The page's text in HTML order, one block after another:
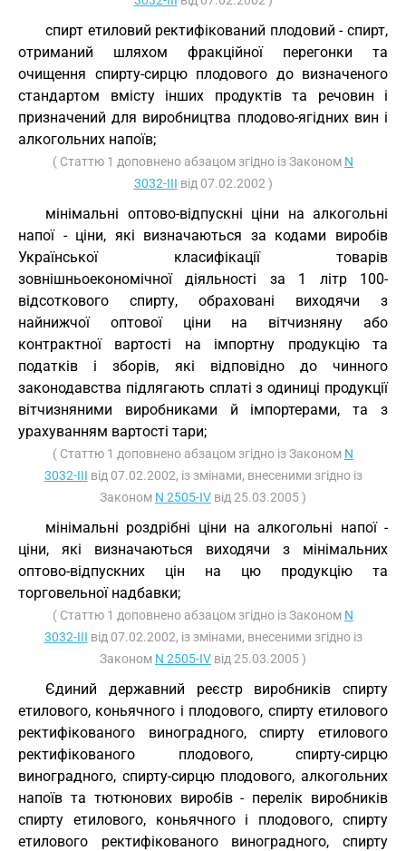
спирт етиловий ректифікований плодовий - спирт,
отриманий шляхом фракційної перегонки та
очищення спирту-сирцю плодового до визначеного
стандартом вмісту інших продуктів та речовин і
призначений для виробництва плодово-ягідних вин і
алкогольних напоїв;
( Статтю 1 доповнено абзацом згідно із Законом N
3032-III від 07.02.2002 )
мінімальні оптово-відпускні ціни на алкогольні
напої - ціни, які визначаються за кодами виробів
Української класифікації товарів
зовнішньоекономічної діяльності за 1 літр 100-
відсоткового спирту, обраховані виходячи з
найнижчої оптової ціни на вітчизняну або
контрактної вартості на імпортну продукцію та
податків і зборів, які відповідно до чинного
законодавства підлягають сплаті з одиниці продукції
вітчизняними виробниками й імпортерами, та з
урахуванням вартості тари;
( Статтю 1 доповнено абзацом згідно із Законом N
3032-III від 07.02.2002, із змінами, внесеними згідно із
Законом N 2505-IV від 25.03.2005 )
мінімальні роздрібні ціни на алкогольні напої -
ціни, які визначаються виходячи з мінімальних
оптово-відпускних цін на цю продукцію та
торговельної надбавки;
( Статтю 1 доповнено абзацом згідно із Законом N
3032-III від 07.02.2002, із змінами, внесеними згідно із
Законом N 2505-IV від 25.03.2005 )
Єдиний державний реєстр виробників спирту
етилового, коньячного і плодового, спирту етилового
ректифікованого виноградного, спирту етилового
ректифікованого плодового, спирту-сирцю
виноградного, спирту-сирцю плодового, алкогольних
напоїв та тютюнових виробів - перелік виробників
спирту етилового, коньячного і плодового, спирту
етилового ректифікованого виноградного, спирту